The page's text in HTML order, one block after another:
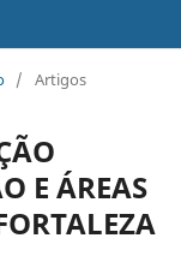
/ Artigos
E ÁREAS